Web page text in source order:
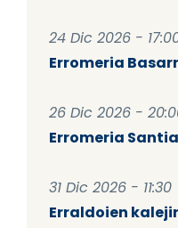
24 Dic 2026 -
Erromeria
26 Dic 2026 -
Erromeria
31 Dic 2026 - 11:30
Erraldoien